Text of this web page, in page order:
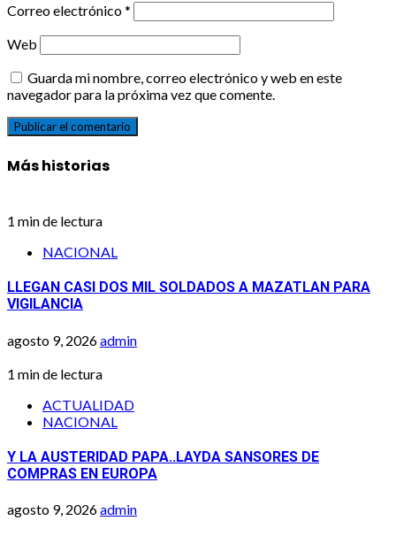
Correo electrónico*
Web
Guarda mi nombre, correo electrónico y web en este
navegador para la próxima vez que comente.
Más historias
1 min de lectura
NACIONAL
LLEGAN CASI DOS MIL SOLDADOS A MAZATLAN PARA
VIGILANCIA
agosto 9, 2026admin
1 min de lectura
ACTUALIDAD
NACIONAL
Y LA AUSTERIDAD PAPA..LAYDA SANSORES DE
COMPRAS EN EUROPA
agosto 9, 2026admin